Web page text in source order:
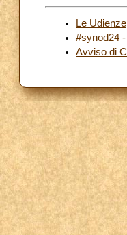
Le Udienze
#synod24
Avviso di